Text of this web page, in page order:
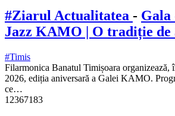
#Ziarul Actualitatea - Gala
Jazz KAMO | O tradiție de
#Timis
Filarmonica Banatul Timișoara organizează,
2026, ediția aniversară a Galei KAMO.
ce…
12367183